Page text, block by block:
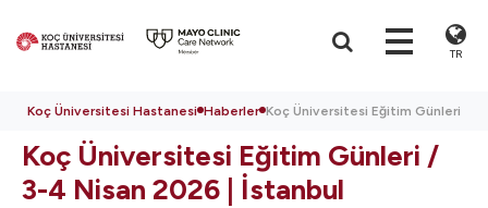
TR
Koç Üniversitesi Hastanesi Haberler Koç Üniversitesi Eğitim Günleri /
Koç Üniversitesi Eğitim Günleri /
3-4 Nisan 2026 | İstanbul